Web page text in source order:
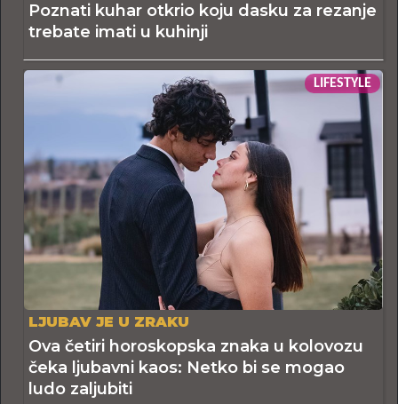
Poznati kuhar otkrio koju dasku za rezanje
trebate imati u kuhinji
LIFESTYLE
LJUBAV JE U ZRAKU
Ova četiri horoskopska znaka u kolovozu
čeka ljubavni kaos: Netko bi se mogao
ludo zaljubiti